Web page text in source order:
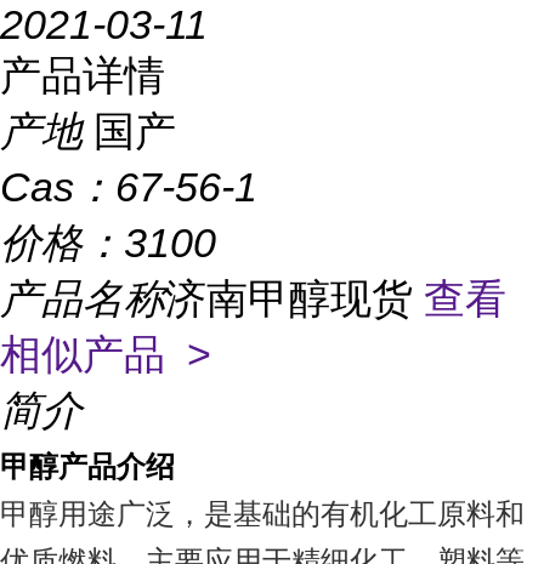
2021-03-11
产品详情
产地 国产
Cas： 67-56-1
价格： 3100
产品名称济南甲醇现货 查看
相似产品 >
简介
甲醇产品介绍
甲醇用途广泛，是基础的有机化工原料和